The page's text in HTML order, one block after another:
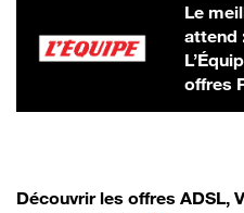
Le
attend
offres
Découvrir les offres ADSL,